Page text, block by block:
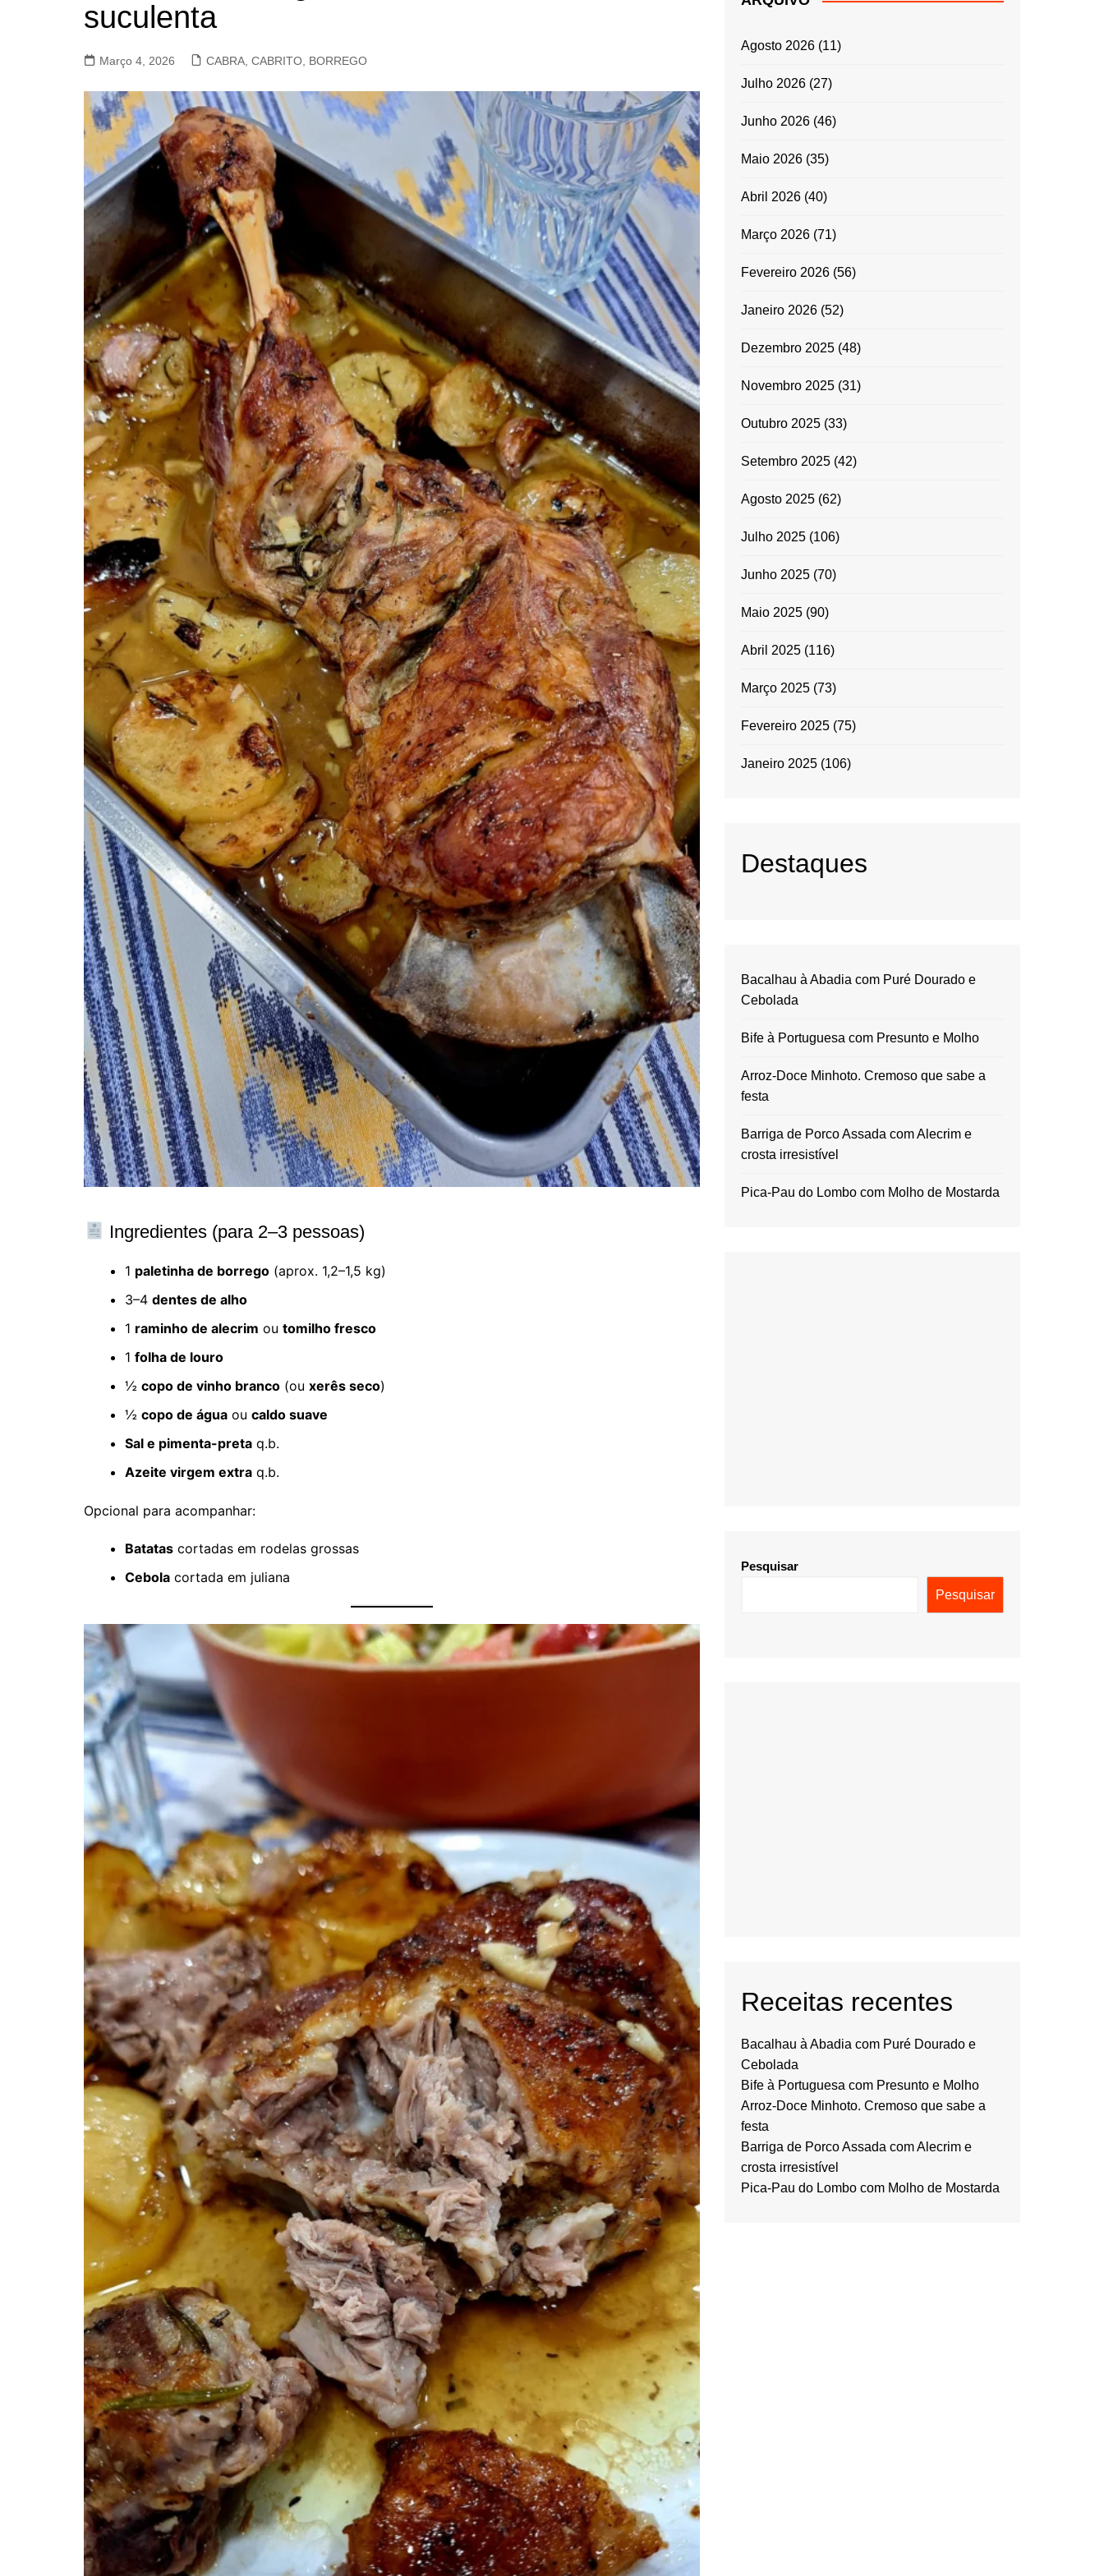
VACA, VITELA, NOVILHO
ENTRADAS E
GRATINADOS
MASSAS
TEMPEROS
MICRO-ONDAS
PORTUGUESA
suculenta
Março 4, 2026 CABRA, CABRITO, BORREGO
Ingredientes (para 2–3 pessoas)
1 paletinha de borrego (aprox. 1,2–1,5 kg)
3–4 dentes de alho
1 raminho de alecrim ou tomilho fresco
1 folha de louro
½ copo de vinho branco (ou xerês seco)
½ copo de água ou caldo suave
Sal e pimenta-preta q.b.
Azeite virgem extra q.b.
Opcional para acompanhar:
Batatas cortadas em rodelas grossas
Cebola cortada em juliana
Agosto 2026 (11)
Julho 2026 (27)
Junho 2026 (46)
Maio 2026 (35)
Abril 2026 (40)
Março 2026 (71)
Fevereiro 2026 (56)
Janeiro 2026 (52)
Dezembro 2025 (48)
Novembro 2025 (31)
Outubro 2025 (33)
Setembro 2025 (42)
Agosto 2025 (62)
Julho 2025 (106)
Junho 2025 (70)
Maio 2025 (90)
Abril 2025 (116)
Março 2025 (73)
Fevereiro 2025 (75)
Janeiro 2025 (106)
Destaques
Bacalhau à Abadia com Puré Dourado e
Cebolada
Bife à Portuguesa com Presunto e Molho
Arroz-Doce Minhoto. Cremoso que sabe a
festa
Barriga de Porco Assada com Alecrim e
crosta irresistível
Pica-Pau do Lombo com Molho de Mostarda
Pesquisar
Pesquisar
Receitas recentes
Bacalhau à Abadia com Puré Dourado e
Cebolada
Bife à Portuguesa com Presunto e Molho
Arroz-Doce Minhoto. Cremoso que sabe a
festa
Barriga de Porco Assada com Alecrim e
crosta irresistível
Pica-Pau do Lombo com Molho de Mostarda